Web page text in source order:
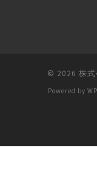
© 2026 株
Powered by WP